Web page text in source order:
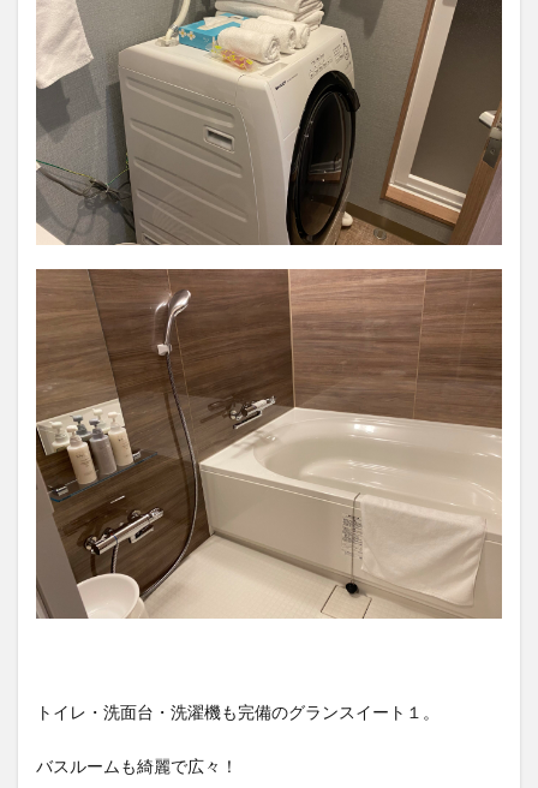
トイレ・洗面台・洗濯機も完備のグランスイート１。
バスルームも綺麗で広々！